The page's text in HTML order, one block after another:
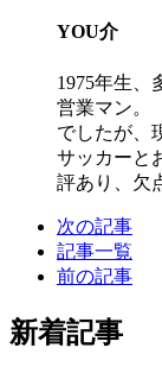
YOU介
1975年生、
営業マン。
でしたが、
サッカーと
評あり、欠
次の記事
記事一覧
前の記事
新着記事